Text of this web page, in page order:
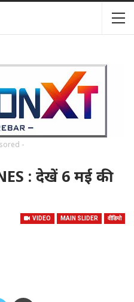
-
: देखें 6 मई की
VIDEO MAIN SLIDER वीडियो